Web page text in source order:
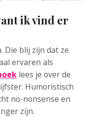
ik vind er
Die blij zijn dat ze
ervaren als
lees je over de
Humoristisch
no-nonsense en
zijn.